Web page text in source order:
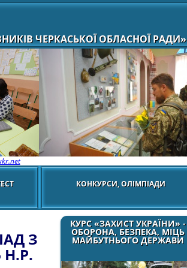
ЧЕРКАСЬКОЇ ОБЛАСНОЇ РАДИ»
КОНКУРСИ, ОЛІМПІАДИ
КУРС «ЗАХИСТ УКРАЇНИ» -
ОБОРОНА, БЕЗПЕКА, МІЦЬ
МАЙБУТНЬОГО ДЕРЖАВИ
З
Н.Р.